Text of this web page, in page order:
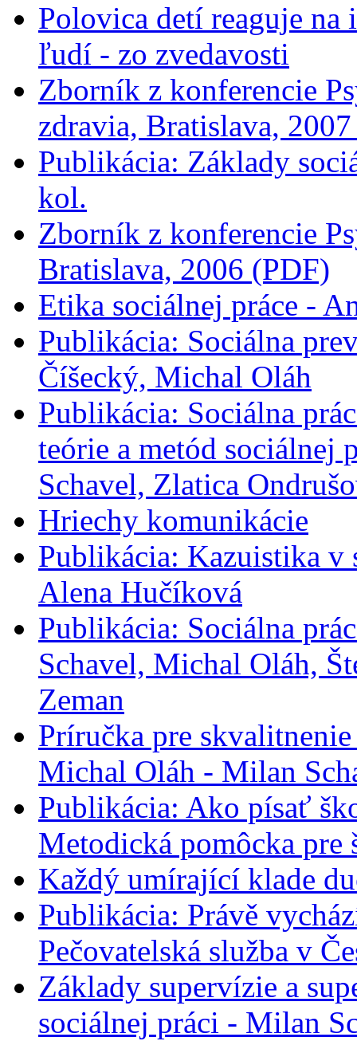
Polovica detí reaguje na
ľudí - zo zvedavosti
Zborník z konferencie
zdravia, Bratislava,
Publikácia: Základy
kol.
Zborník z konferencie
Bratislava, 2006 (PDF)
Etika sociálnej práce -
Publikácia: Sociálna
Číšecký, Michal Oláh
Publikácia: Sociálna
teórie a metód sociálnej
Schavel, Zlatica
Hriechy komunikácie
Publikácia: Kazuistika v
Alena Hučíková
Publikácia: Sociálna
Schavel, Michal Oláh,
Zeman
Príručka pre
Michal Oláh - Milan
Publikácia: Ako písať
Metodická pomôcka pre
Každý umírající klade
Publikácia: Právě
Pečovatelská služba v
Základy supervízie a
sociálnej práci - Milan